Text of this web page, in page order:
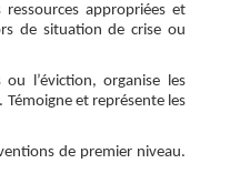
appropriées et
de situation de crise ou
l’éviction, organise les
Témoigne et représente les
de premier niveau.